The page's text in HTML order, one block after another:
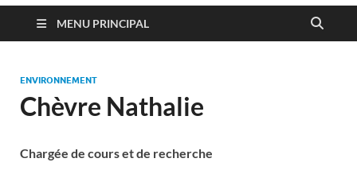
MENU PRINCIPAL
ENVIRONNEMENT
Chèvre Nathalie
Chargée de cours et de recherche